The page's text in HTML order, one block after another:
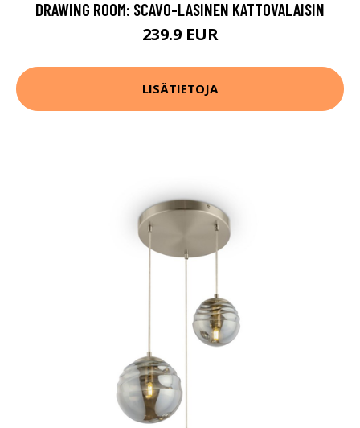
DRAWING ROOM: SCAVO-LASINEN KATTOVALAISIN
239.9 EUR
LISÄTIETOJA